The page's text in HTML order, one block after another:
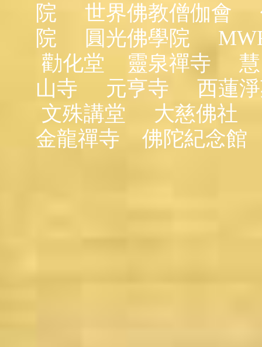
院
世界佛教僧伽會
院
圓光佛學院
勸化堂
靈泉禪寺
山寺
元亨寺
西蓮
文殊講堂
大慈佛社
金龍禪寺
佛陀紀念館